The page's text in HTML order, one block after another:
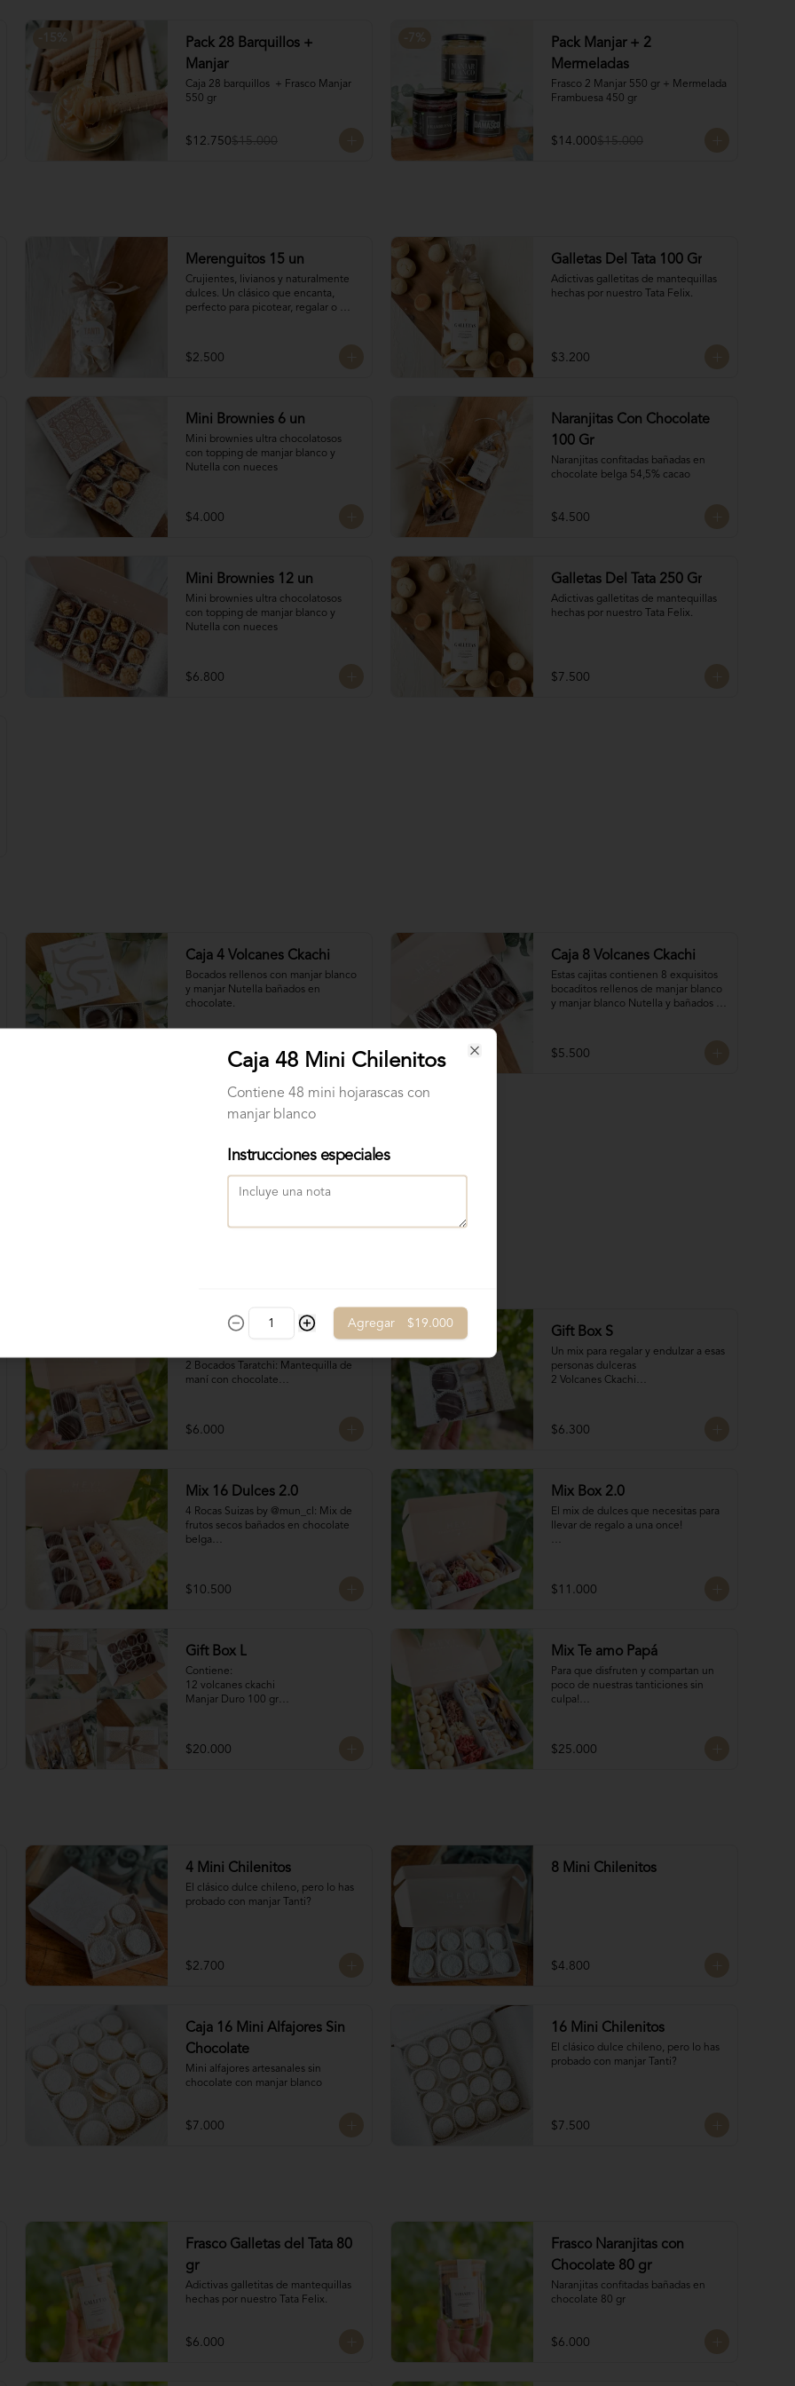
crocante de barquillos y chocolate
Pack 28 Barquillos +
Manjar
Caja 28 barquillos  + Frasco Manjar
550 gr
$12.750$15.000
Pack Manjar + 2
Mermeladas
Frasco 2 Manjar 550 gr + Mermelada
Frambuesa 450 gr
$14.000$15.000
Merenguitos 15 un
Crujientes, livianos y naturalmente
dulces. Un clásico que encanta,
perfecto para picotear, regalar o
azúcar.
15 unidades / 30 gr total
$2.500
Galletas Del Tata 100 Gr
Adictivas galletitas de mantequillas
hechas por nuestro Tata Felix.
$3.200
Mini Brownies 6 un
Mini brownies ultra chocolatosos
con topping de manjar blanco y
Nutella con nueces
$4.000
Naranjitas Con Chocolate
100 Gr
Naranjitas confitadas bañadas en
chocolate belga 54,5% cacao
$4.500
Mini Brownies 12 un
Mini brownies ultra chocolatosos
con topping de manjar blanco y
Nutella con nueces
$6.800
Galletas Del Tata 250 Gr
Adictivas galletitas de mantequillas
hechas por nuestro Tata Felix.
$7.500
Caja 4 Volcanes Ckachi
Bocados rellenos con manjar blanco
y manjar Nutella bañados en
chocolate.
Caja 8 Volcanes Ckachi
Estas cajitas contienen 8 exquisitos
bocaditos rellenos de manjar blanco
y manjar blanco Nutella y bañados
consentidos. ¡Nada mejor que un
poco de dulzura para alegrarles el
$5.500
Mix 8 Dulces
2 Bocados Taratchi: Mantequilla de
maní con chocolate
2 Bocados de Manjar duro nuez
2 San Estanislao: Dulce chileno a
$6.000
Gift Box S
Un mix para regalar y endulzar a esas
personas dulceras
2 Volcanes Ckachi
Bocado de Manjar duro
$6.300
Mix 16 Dulces 2.0
4 Rocas Suizas by @mun_cl: Mix de
frutos secos bañados en chocolate
belga
blanco
4 Merenguitos con
$10.500
Mix Box 2.0
El mix de dulces que necesitas para
llevar de regalo a una once!
4 Rocas Suizas by @mun_cl: Mix de
frutos secos bañados en chocolate
Naranjitas con chocolate 50 gr
$11.000
Gift Box L
Contiene:
12 volcanes ckachi
Manjar Duro 100 gr
Naranjitas con chocolate
$20.000
Mix Te amo Papá
Para que disfruten y compartan un
poco de nuestras tanticiones sin
culpa!
8 San Estanislao (dulce de almendra
y manjar blanco)
$25.000
4 Mini Chilenitos
El clásico dulce chileno, pero lo has
probado con manjar Tanti?
$2.700
8 Mini Chilenitos
$4.800
Caja 16 Mini Alfajores Sin
Chocolate
Mini alfajores artesanales sin
chocolate con manjar blanco
$7.000
16 Mini Chilenitos
El clásico dulce chileno, pero lo has
probado con manjar Tanti?
$7.500
Frasco Galletas del Tata 80
gr
Adictivas galletitas de mantequillas
hechas por nuestro Tata Felix.
$6.000
Frasco Naranjitas con
Chocolate 80 gr
Naranjitas confitadas bañadas en
chocolate 80 gr
$6.000
Caja 48 Mini Chilenitos
Contiene 48 mini hojarascas con
manjar blanco
Instrucciones especiales
Agregar $19.000